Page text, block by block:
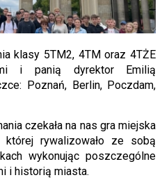
klasy 5TM2, 4TM oraz 4TŻE
i panią dyrektor Emilią
Poznań, Berlin, Poczdam,
czekała na nas gra miejska
rywalizowało ze sobą
wykonując poszczególne
i historią miasta.